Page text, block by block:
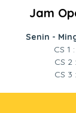
Jam
Senin -
CS 1
CS 2
CS 3